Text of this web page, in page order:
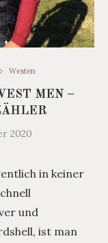
Westen
MEN –
2020
in keiner
und
ist man